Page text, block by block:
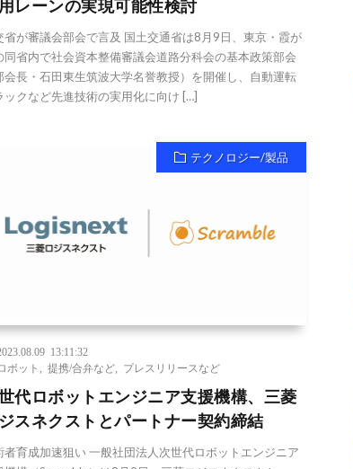
レーンの実現可能性検討
省が審議会部会で言及 国土交通省は8月9日、東京・霞が
同省内で社会資本整備審議会道路分科会の基本政策部会
会長・石田東生筑波大学名誉教授）を開催し、自動運転
ックなど先進技術の実用化に向け […]
テクノロジー/製品
13:11:32
ボット
,提携/合弁など プレスリリースなど
代ロボットエンジニア支援機構、三菱
スネクストとパートナー契約締結
者育成加速狙い 一般社団法人次世代ロボットエンジニア